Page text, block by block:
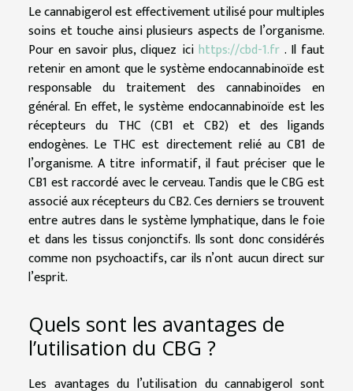
Le cannabigerol est effectivement utilisé pour multiples
soins et touche ainsi plusieurs aspects de l’organisme.
Pour en savoir plus, cliquez ici https://cbd-1.fr. Il faut
retenir en amont que le système endocannabinoïde est
responsable du traitement des cannabinoïdes en
général. En effet, le système endocannabinoïde est les
récepteurs du THC (CB1 et CB2) et des ligands
endogènes. Le THC est directement relié au CB1 de
l’organisme. A titre informatif, il faut préciser que le
CB1 est raccordé avec le cerveau. Tandis que le CBG est
associé aux récepteurs du CB2. Ces derniers se trouvent
entre autres dans le système lymphatique, dans le foie
et dans les tissus conjonctifs. Ils sont donc considérés
comme non psychoactifs, car ils n’ont aucun direct sur
l’esprit.
Quels sont les avantages de
l’utilisation du CBG ?
Les avantages du l’utilisation du cannabigerol sont